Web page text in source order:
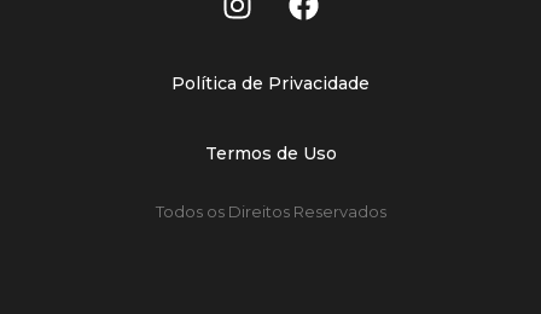
Política de Privacidade
Termos de Uso
Todos os Direitos Reservados